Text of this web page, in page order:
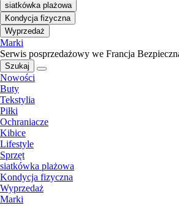
siatkówka plażowa
Kondycja fizyczna
Wyprzedaż
Marki
Serwis posprzedażowy we Francja
Szukaj
Nowości
Buty
Tekstylia
Piłki
Ochraniacze
Kibice
Lifestyle
Sprzęt
siatkówka plażowa
Kondycja fizyczna
Wyprzedaż
Marki